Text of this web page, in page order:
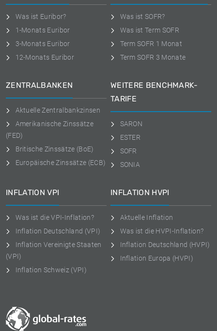
Was ist Euribor?
1-Monats Euribor
3-Monats Euribor
12-Monats Euribor
Was ist SOFR?
Was ist Term SOFR
Term SOFR 1 Monat
Term SOFR 3 Monate
ZENTRALBANKEN
Aktuelle Zentralbankzinsen
Amerikanische Zinssätze
(FED)
Britische Zinssätze (BoE)
Europäische Zinssätze (ECB)
WEITERE BENCHMARK-
TARIFE
SARON
ESTER
SOFR
SONIA
INFLATION VPI
Was ist die VPI-Inflation?
Inflation Deutschland (VPI)
Inflation Vereinigte Staaten
(VPI)
Inflation Schweiz (VPI)
INFLATION HVPI
Aktuelle Inflation
Was ist die HVPI-Inflation?
Inflation Deutschland (HVPI)
Inflation Europa (HVPI)